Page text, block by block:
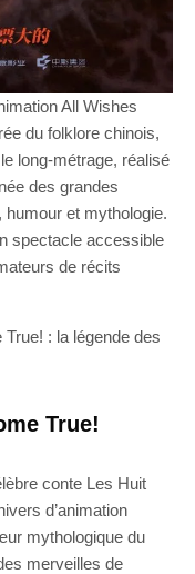
All Wishes
du folklore chinois,
long-métrage, réalisé
des grandes
et mythologie.
spectacle accessible
de récits
True!
conte Les Huit
d’animation
mythologique du
merveilles de